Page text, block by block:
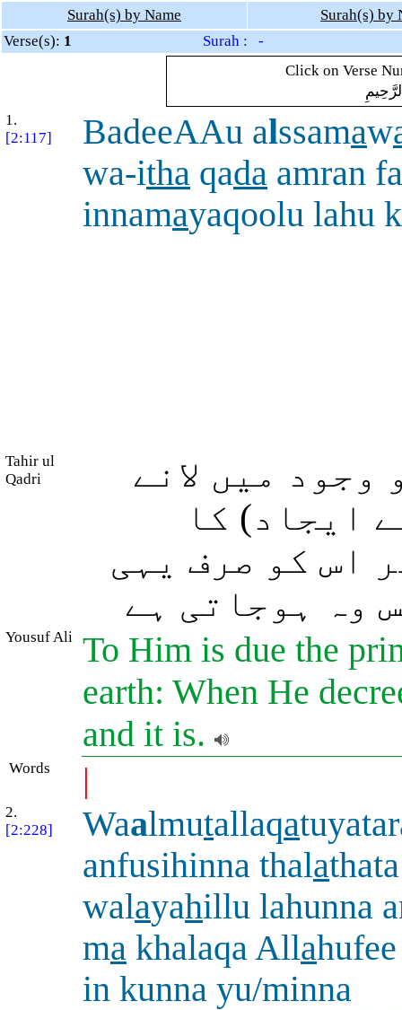
Surah(s) by Name
Surah(s) by
Verse(s): 1
Surah : -
Click on Verse
1.
[2:117]
BadeeAAu alssamaw
wa-itha qada amran
innamayaqoolu lahu
Tahir ul
Qadri
میں لانے
ایجاد) کا
اس کو صرف یہی
وہ ہوجاتی ہے
Yousuf Ali To Him is due the
earth: When He
and it is.
Words |
2.
[2:228]
Waalmutallaqa
anfusihinna thala
walayahillu lahunna
ma khalaqa Alla
in kunna yu/minna